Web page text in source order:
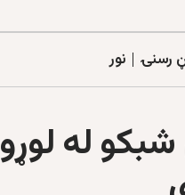
رسنۍ نور
له